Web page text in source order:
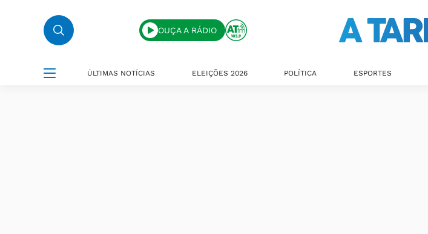
OUÇA A RÁDIO
ÚLTIMAS NOTÍCIAS ELEIÇÕES 2026 POLÍTICA ESPORTES